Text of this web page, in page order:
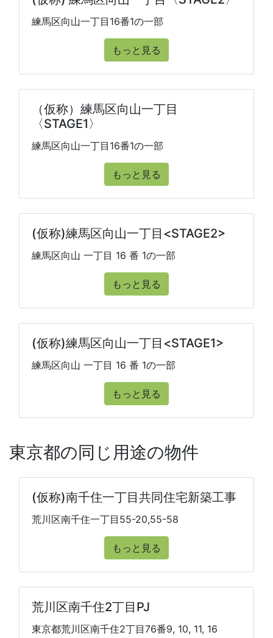
練馬区向山一丁目16番1の一部
もっと見る
（仮称）練馬区向山一丁目
〈STAGE1〉
練馬区向山一丁目16番1の一部
もっと見る
(仮称)練馬区向山一丁目<STAGE2>
練馬区向山 一丁目 16 番 1の一部
もっと見る
(仮称)練馬区向山一丁目<STAGE1>
練馬区向山 一丁目 16 番 1の一部
もっと見る
東京都の同じ用途の物件
(仮称)南千住一丁目共同住宅新築工事
荒川区南千住一丁目55-20,55-58
もっと見る
荒川区南千住2丁目PJ
東京都荒川区南千住2丁目76番9, 10, 11, 16